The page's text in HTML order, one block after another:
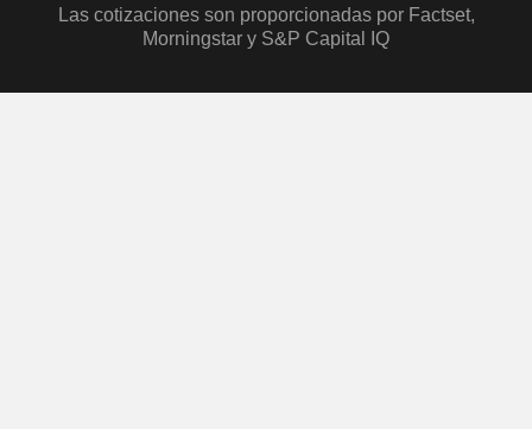
Las cotizaciones son proporcionadas por Factset,
Morningstar y S&P Capital IQ